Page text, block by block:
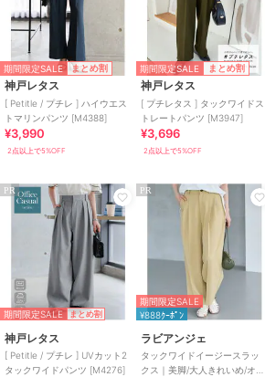
期間限定SALE まとめ割
神戸レタス
[ Petitle / プチレ ] ハイウエス
トマリンパンツ [M4388]
¥3,990
2点以上で5%OFF
期間限定SALE まとめ割
神戸レタス
[ プチレタス ] タックワイドス
トレートパンツ [M3947]
¥3,696
2点以上で5%OFF
PR
期間限定SALE まとめ割
神戸レタス
[ Petitle / プチレ ] UVカット2
タックワイドパンツ [M4276]
PR
期間限定SALE
¥888ｸｰﾎﾟﾝ
ラビアンジェ
タックワイドイージースラッ
クス｜美脚/大人きれいめ/オフ